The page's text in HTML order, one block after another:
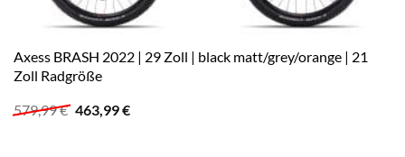
Axess BRASH 2022 | 29 Zoll | black matt/grey/orange | 21
Zoll Radgröße
579,99€ Ursprünglicher
Preis
463,99€Aktueller